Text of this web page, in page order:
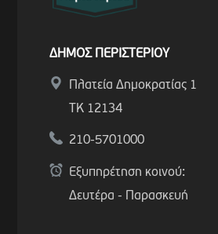
ΔΗΜΟΣ ΠΕΡΙΣΤΕΡΙΟΥ
Πλατεία Δημοκρατίας 1
ΤΚ 12134
210-5701000
Εξυπηρέτηση κοινού:
Δευτέρα - Παρασκευή